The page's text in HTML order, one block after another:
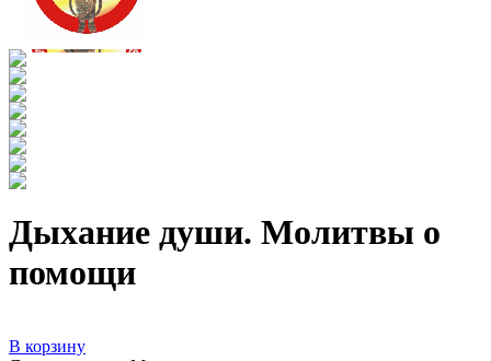
Дыхание души. Молитвы о
помощи
В корзину